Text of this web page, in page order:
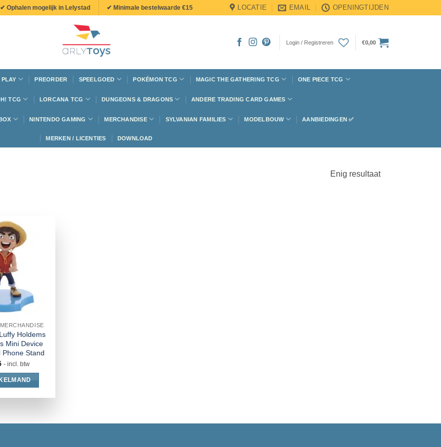
✔ Ophalen mogelijk in Lelystad ✔ Minimale bestelwaarde €15 LOCATIE EMAIL OPENINGTIJDEN
Login / Registreren €0,00
PREORDER SPEELGOED POKÉMON TCG MAGIC THE GATHERING TCG ONE PIECE TCG
TCG LORCANA TCG DUNGEONS & DRAGONS ANDERE TRADING CARD GAMES
NINTENDO GAMING MERCHANDISE SYLVANIAN FAMILIES MODELBOUW AANBIEDINGEN ✅
MERKEN / LICENTIES DOWNLOAD
Enig resultaat
Holdems
Mini Device
Phone Stand
- incl. btw